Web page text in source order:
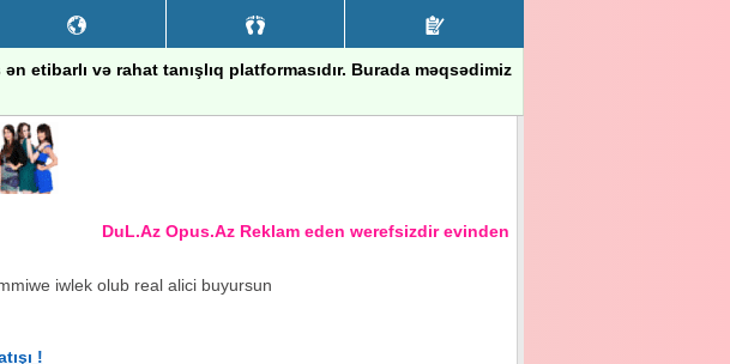
etibarlı və rahat tanışlıq platformasıdır. Burada məqsədimiz
DuL.Az Opus.Az Reklam eden werefsizdir evinden xeberi olmayandir
iwlek olub real alici buyursun
!